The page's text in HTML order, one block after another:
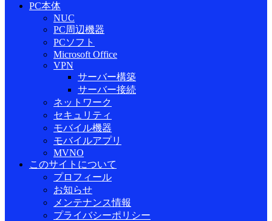
PC本体
NUC
PC周辺機器
PCソフト
Microsoft Office
VPN
サーバー構築
サーバー接続
ネットワーク
セキュリティ
モバイル機器
モバイルアプリ
MVNO
このサイトについて
プロフィール
お知らせ
メンテナンス情報
プライバシーポリシー